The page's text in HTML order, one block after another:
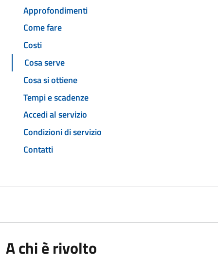
Approfondimenti
Come fare
Costi
Cosa serve
Cosa si ottiene
Tempi e scadenze
Accedi al servizio
Condizioni di servizio
Contatti
A chi è rivolto